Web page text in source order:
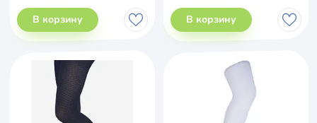
В корзину В корзину